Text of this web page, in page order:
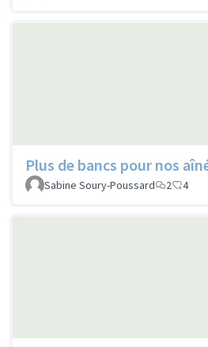
Plus de bancs pour nos
Sabine Soury-Poussard
2 4